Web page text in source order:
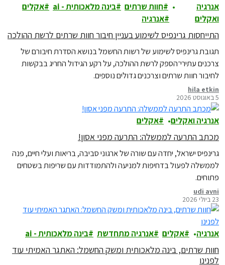
אנרגיה
ואקלים
חוות שרתים בינה מלאכותית - ai
אקלים
אנרגיה
התייחסות גרינפיס לשימוע בעניין חיבור חוות שרתים לרשת ההולכה
תגובת גרינפיס לשימוע של רשות החשמל בנושא הסדרת חיבורם של
צרכנים עתירי־הספק לרשת ההולכה, על רקע הגידול החריג בבקשות
לחיבור חוות שרתים וצרכנים גדולים נוספים.
hila etkin
5 באוגוסט 2026
אנרגיה ואקלים אקלים
מכתב התרעה לממשלה: התרעה מפני אסון!
גרינפיס ישראל, יחדה עם שורה של ארגוני סביבה, בריאות ועלי חיים, פנה
לממשלה לפעול בדחיפות למניעה ולהתמודדות עם שריפות בשטחים
פתוחים.
udi avni
23 ביולי 2026
אנרגיה אקלים אנרגיה מתחדשת בינה מלאכותית - ai
חוות שרתים, בינה מלאכותית ומשק החשמל: האתגר האמיתי עוד
לפנינו